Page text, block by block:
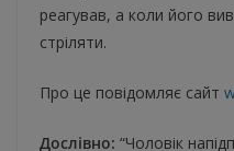
реагував, а коли його
стріляти.
Про це повідомляє сайт
Дослівно: “Чоловік